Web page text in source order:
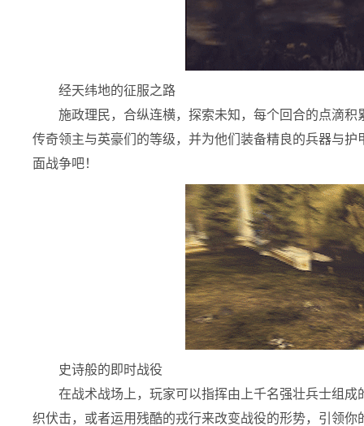
经天纬地的征服之路
施政理民，合纵连横，探索未知，每个回合的点滴
传奇领主与英豪们的等级，并为他们装备精良的兵器与
面战争吧！
史诗般的即时战役
在战术战场上，玩家可以指挥由上千名强壮兵士组
织伏击，或者运用残酷的戎行来改变战役的形势，引领你